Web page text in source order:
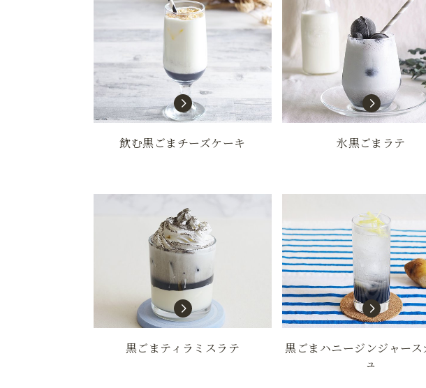
飲む黒ごまチーズケーキ 氷黒ごまラテ
黒ごまティラミスラテ
黒ごまハニージンジャース
ュ